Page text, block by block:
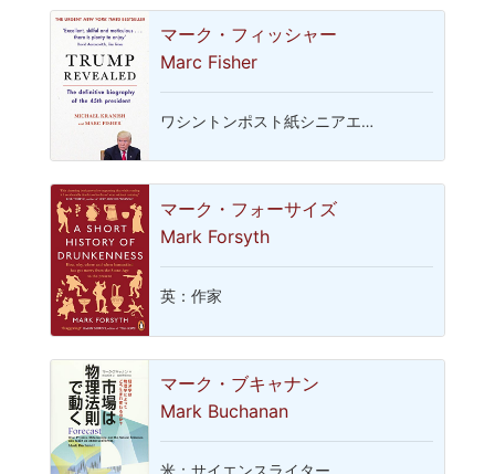
マーク・フィッシャー
Marc Fisher
ワシントンポスト紙シニアエ…
マーク・フォーサイズ
Mark Forsyth
英：作家
マーク・ブキャナン
Mark Buchanan